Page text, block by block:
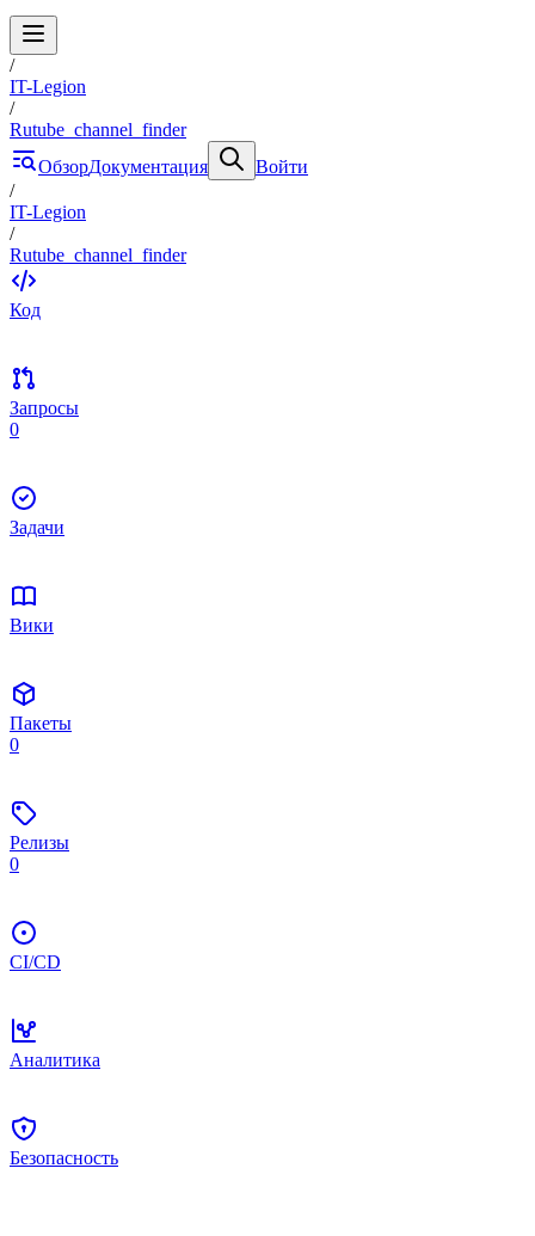
/
IT-Legion
/
Rutube_channel_finder
ОбзорДокументация
Войти
/
IT-Legion
/
Rutube_channel_finder
Код
Запросы
0
Задачи
Вики
Пакеты
0
Релизы
0
CI/CD
Аналитика
Безопасность